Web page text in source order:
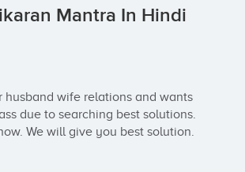
Mantra In Hindi
husband wife relations and wants
due to searching best solutions.
We will give you best solution.